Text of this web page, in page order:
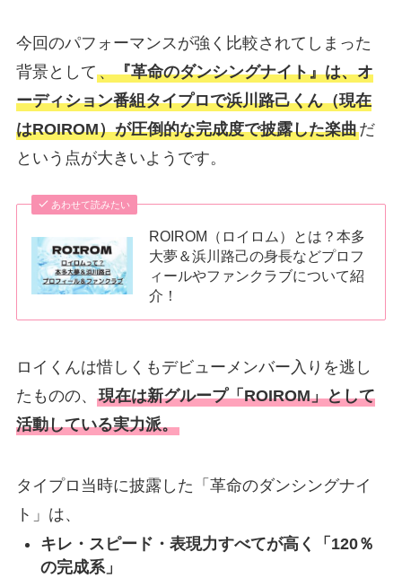
今回のパフォーマンスが強く比較されてしまった
背景として、『革命のダンシングナイト』は、オ
ーディション番組タイプロで浜川路己くん（現在
はROIROM）が圧倒的な完成度で披露した楽曲だ
という点が大きいようです。
あわせて読みたい
ROIROM（ロイロム）とは？本多
大夢＆浜川路己の身長などプロフ
ィールやファンクラブについて紹
介！
ロイくんは惜しくもデビューメンバー入りを逃し
たものの、 現在は新グループ「ROIROM」として
活動している実力派。
タイプロ当時に披露した「革命のダンシングナイ
ト」は、
キレ・スピード・表現力すべてが高く「120％
の完成系」